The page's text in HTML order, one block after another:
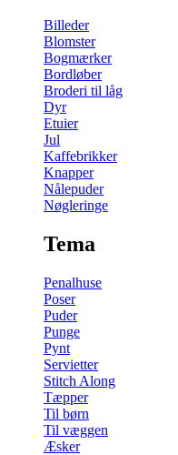
Billeder
Blomster
Bogmærker
Bordløber
Broderi til låg
Dyr
Etuier
Jul
Kaffebrikker
Knapper
Nålepuder
Nøgleringe
Tema
Penalhuse
Poser
Puder
Punge
Pynt
Servietter
Stitch Along
Tæpper
Til børn
Til væggen
Æsker